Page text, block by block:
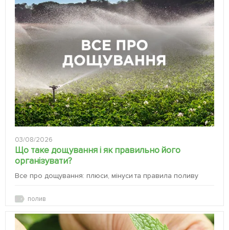
03/08/2026
Що таке дощування і як правильно його
організувати?
Все про дощування: плюси, мінуси та правила поливу
полив